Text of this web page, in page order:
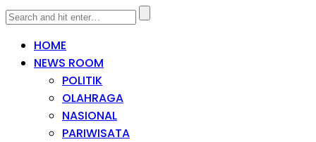
HOME
NEWS ROOM
POLITIK
OLAHRAGA
NASIONAL
PARIWISATA